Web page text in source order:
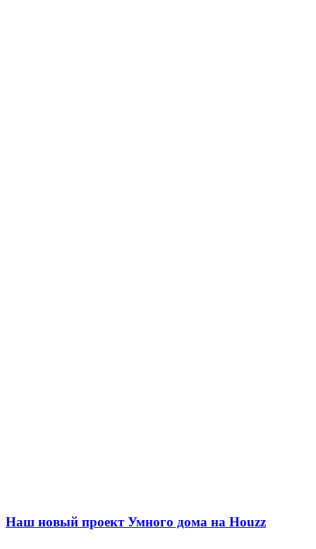
Наш новый проект Умного дома на Houzz